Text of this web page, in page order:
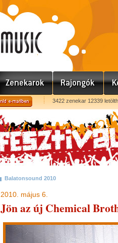
3422 zenekar 12339
Balatonsound 2010
2010. május 6.
Jön az új Chemical